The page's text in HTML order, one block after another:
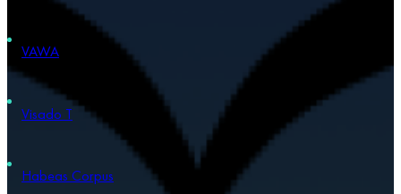
VAWA
Visado T
Habeas Corpus